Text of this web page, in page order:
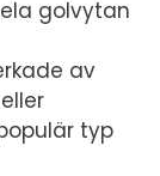
golvytan
av
typ